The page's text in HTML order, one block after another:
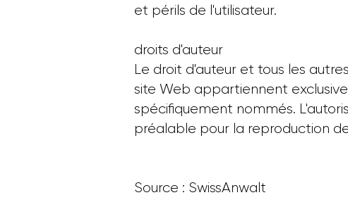
et périls de l'utilisateur.
droits d'auteur
Le droit d'auteur et tous les
site Web appartiennent
spécifiquement nommés.
préalable pour la reproduction
Source : SwissAnwalt